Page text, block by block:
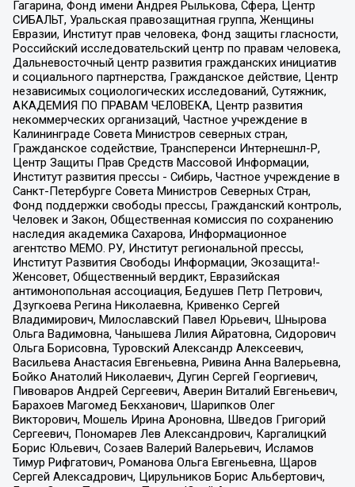
Гагарина, Фонд имени Андрея Рылькова, Сфера, Центр
СИБАЛЬТ, Уральская правозащитная группа, Женщины
Евразии, Институт прав человека, Фонд защиты гласности,
Российский исследовательский центр по правам человека,
Дальневосточный центр развития гражданских инициатив
и социального партнерства, Гражданское действие, Центр
независимых социологических исследований, Сутяжник,
АКАДЕМИЯ ПО ПРАВАМ ЧЕЛОВЕКА, Центр развития
некоммерческих организаций, Частное учреждение в
Калининграде Совета Министров северных стран,
Гражданское содействие, Трансперенси Интернешнл-Р,
Центр Защиты Прав Средств Массовой Информации,
Институт развития прессы - Сибирь, Частное учреждение в
Санкт-Петербурге Совета Министров Северных Стран,
Фонд поддержки свободы прессы, Гражданский контроль,
Человек и Закон, Общественная комиссия по сохранению
наследия академика Сахарова, Информационное
агентство МЕМО. РУ, Институт региональной прессы,
Институт Развития Свободы Информации, Экозащита!-
Женсовет, Общественный вердикт, Евразийская
антимонопольная ассоциация, Бедушев Петр Петрович,
Дзугкоева Регина Николаевна, Кривенко Сергей
Владимирович, Милославский Павел Юрьевич, Шнырова
Ольга Вадимовна, Чанышева Лилия Айратовна, Сидорович
Ольга Борисовна, Туровский Александр Алексеевич,
Васильева Анастасия Евгеньевна, Ривина Анна Валерьевна,
Бойко Анатолий Николаевич, Дугин Сергей Георгиевич,
Пивоваров Андрей Сергеевич, Аверин Виталий Евгеньевич,
Барахоев Магомед Бекханович, Шарипков Олег
Викторович, Мошель Ирина Ароновна, Шведов Григорий
Сергеевич, Пономарев Лев Александрович, Каргалицкий
Борис Юльевич, Созаев Валерий Валерьевич, Исламов
Тимур Рифгатович, Романова Ольга Евгеньевна, Щаров
Сергей Алексадрович, Цирульников Борис Альбертович,